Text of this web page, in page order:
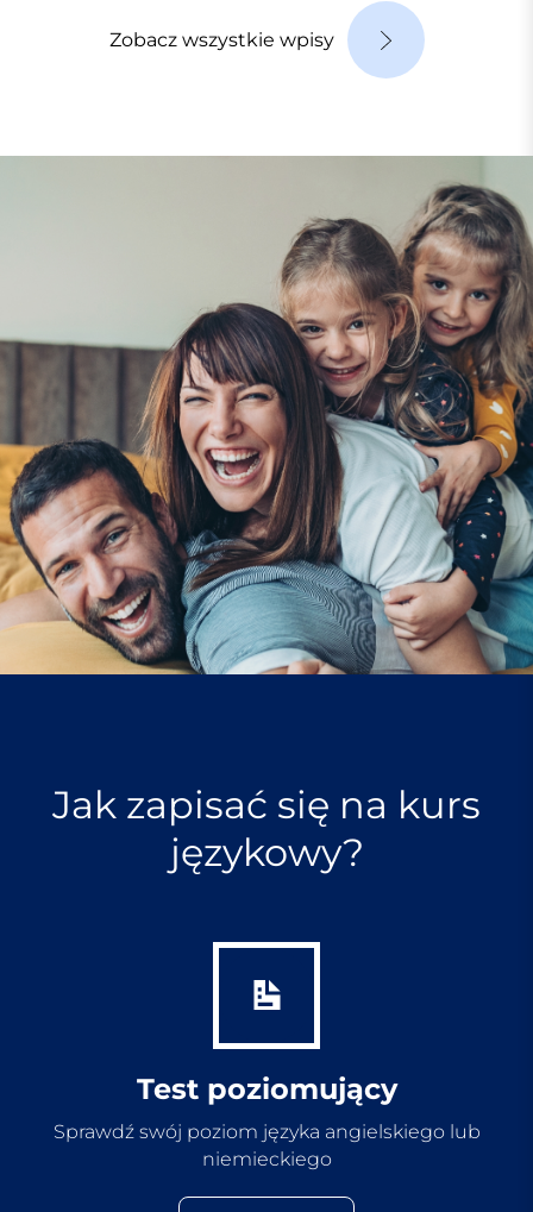
Zobacz wszystkie wpisy
Jak zapisać się na kurs
językowy?
Test poziomujący
Sprawdź swój poziom języka angielskiego lub
niemieckiego